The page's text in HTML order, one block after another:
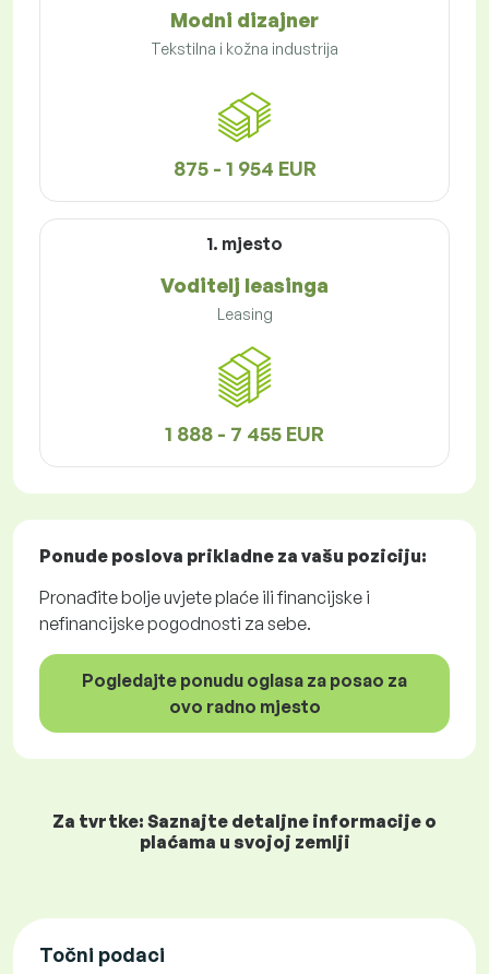
Modni dizajner
Tekstilna i kožna industrija
875 - 1 954 EUR
1. mjesto
Voditelj leasinga
Leasing
1 888 - 7 455 EUR
Ponude poslova prikladne za vašu poziciju:
Pronađite bolje uvjete plaće ili financijske i
nefinancijske pogodnosti za sebe.
Pogledajte ponudu oglasa za posao za
ovo radno mjesto
Za tvrtke: Saznajte detaljne informacije o
plaćama u svojoj zemlji
Točni podaci